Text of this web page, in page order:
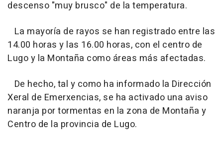
descenso "muy brusco" de la temperatura.
La mayoría de rayos se han registrado entre las
14.00 horas y las 16.00 horas, con el centro de
Lugo y la Montaña como áreas más afectadas.
De hecho, tal y como ha informado la Dirección
Xeral de Emerxencias, se ha activado una aviso
naranja por tormentas en la zona de Montaña y
Centro de la provincia de Lugo.